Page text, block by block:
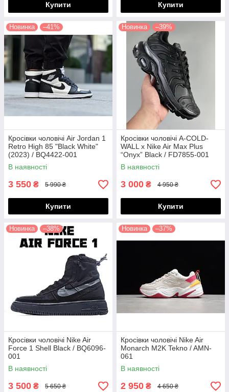
Купити Купити
Новинка –41%
Кросівки чоловічі Air Jordan 1
Retro High 85 "Black White"
(2023) / BQ4422-001
В наявності
3 550 ₴ 5 990 ₴
Купити
Новинка –39%
Кросівки чоловічі A-COLD-
WALL x Nike Air Max Plus
“Onyx” Black / FD7855-001
В наявності
3 000 ₴ 4 950 ₴
Купити
Новинка –38%
Кросівки чоловічі Nike Air
Force 1 Shell Black / BQ6096-
001
В наявності
3 500 ₴ 5 650 ₴
Новинка –37%
Кросівки чоловічі Nike Air
Monarch M2K Tekno / AMN-
061
В наявності
2 950 ₴ 4 650 ₴